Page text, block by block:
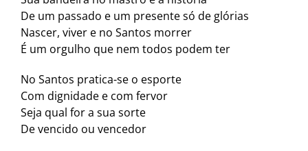
De um passado e um presente só de glórias
Nascer, viver e no Santos morrer
É um orgulho que nem todos podem ter
No Santos pratica-se o esporte
Com dignidade e com fervor
Seja qual for a sua sorte
De vencido ou vencedor